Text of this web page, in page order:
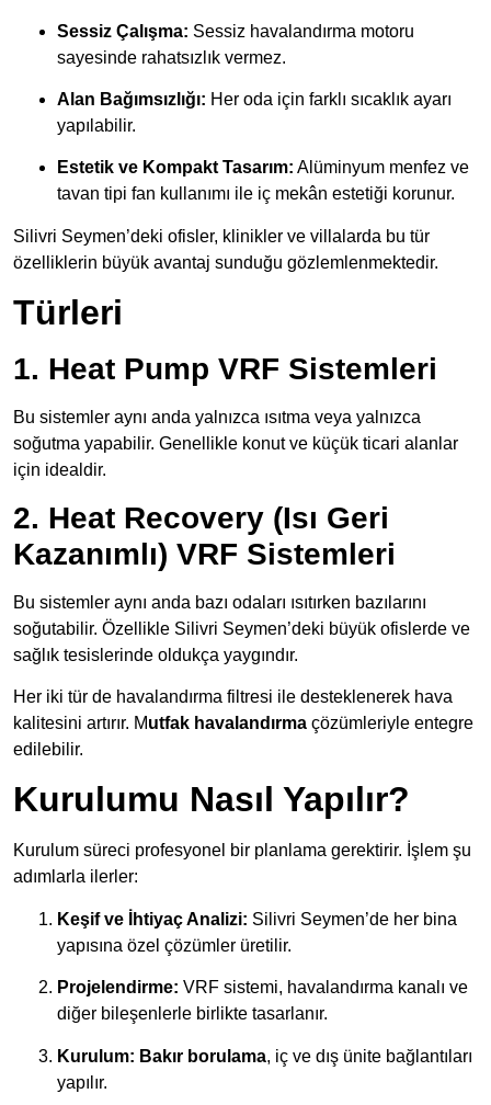
Sessiz Çalışma: Sessiz havalandırma motoru
sayesinde rahatsızlık vermez.
Alan Bağımsızlığı: Her oda için farklı sıcaklık ayarı
yapılabilir.
Estetik ve Kompakt Tasarım: Alüminyum menfez ve
tavan tipi fan kullanımı ile iç mekân estetiği korunur.
Silivri Seymen’deki ofisler, klinikler ve villalarda bu tür
özelliklerin büyük avantaj sunduğu gözlemlenmektedir.
Türleri
1. Heat Pump VRF Sistemleri
Bu sistemler aynı anda yalnızca ısıtma veya yalnızca
soğutma yapabilir. Genellikle konut ve küçük ticari alanlar
için idealdir.
2. Heat Recovery (Isı Geri
Kazanımlı) VRF Sistemleri
Bu sistemler aynı anda bazı odaları ısıtırken bazılarını
soğutabilir. Özellikle Silivri Seymen’deki büyük ofislerde ve
sağlık tesislerinde oldukça yaygındır.
Her iki tür de havalandırma filtresi ile desteklenerek hava
kalitesini artırır. Mutfak havalandırma çözümleriyle entegre
edilebilir.
Kurulumu Nasıl Yapılır?
Kurulum süreci profesyonel bir planlama gerektirir. İşlem şu
adımlarla ilerler:
Keşif ve İhtiyaç Analizi: Silivri Seymen’de her bina
yapısına özel çözümler üretilir.
Projelendirme: VRF sistemi, havalandırma kanalı ve
diğer bileşenlerle birlikte tasarlanır.
Kurulum: Bakır borulama, iç ve dış ünite bağlantıları
yapılır.